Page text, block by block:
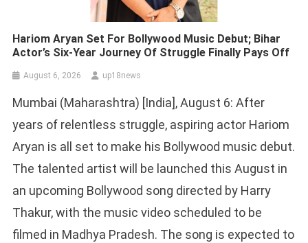
Hariom Aryan Set For Bollywood Music Debut; Bihar
Actor’s Six-Year Journey Of Struggle Finally Pays Off
August 6, 2026 up18news
Mumbai (Maharashtra) [India], August 6: After
years of relentless struggle, aspiring actor Hariom
Aryan is all set to make his Bollywood music debut.
The talented artist will be launched this August in
an upcoming Bollywood song directed by Harry
Thakur, with the music video scheduled to be
filmed in Madhya Pradesh. The song is expected to